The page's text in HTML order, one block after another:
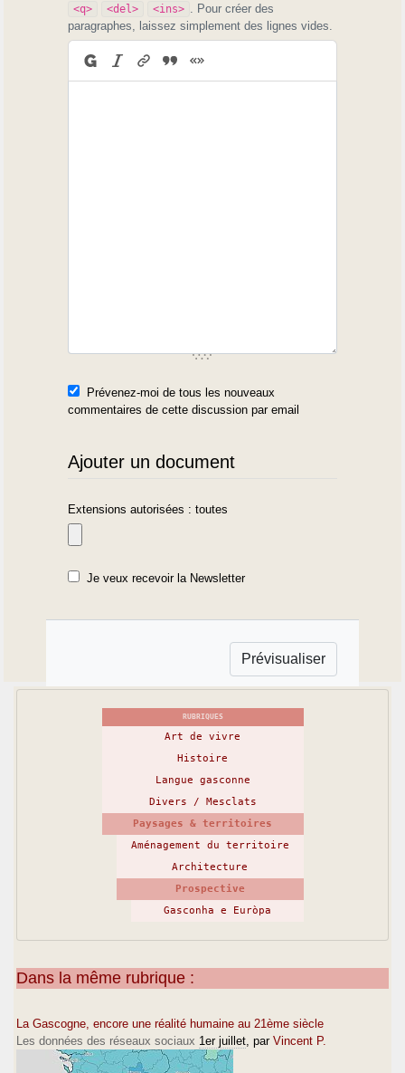
<q> <del> <ins>
. Pour créer des
paragraphes, laissez simplement des lignes vides.
Prévenez-moi de tous les nouveaux
commentaires de cette discussion par email
Ajouter un document
Extensions autorisées : toutes
Je veux recevoir la Newsletter
RUBRIQUES
Art de vivre
Histoire
Langue gasconne
Divers / Mesclats
Paysages & territoires
Aménagement du territoire
Architecture
Prospective
Gasconha e Euròpa
Dans la même rubrique :
La Gascogne, encore une réalité humaine au 21ème siècle
Les données des réseaux sociaux 1er juillet , par Vincent P.